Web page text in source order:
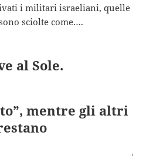
i militari israeliani, quelle
sciolte come….
al Sole.
mentre gli altri